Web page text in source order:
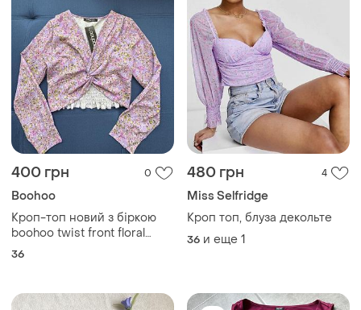
400 грн 0
Boohoo
Кроп-топ новий з біркою
boohoo twist front floral
crop top
36
480 грн 4
Miss Selfridge
Кроп топ, блуза декольте
36 и еще 1